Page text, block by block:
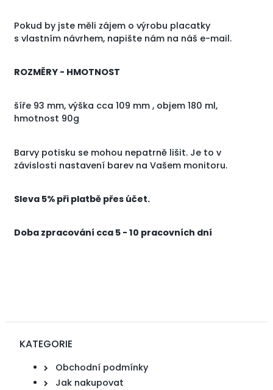
Pokud by jste měli zájem o výrobu placatky
s vlastním návrhem, napište nám na náš e-mail.
ROZMĚRY - HMOTNOST
šíře 93 mm, výška cca 109 mm , objem 180 ml,
hmotnost 90g
Barvy potisku se mohou nepatrně lišit. Je to v
závislosti nastavení barev na Vašem monitoru.
Sleva 5% při platbě přes účet.
Doba zpracování cca 5 - 10 pracovních dní
KATEGORIE
Obchodní podmínky
Jak nakupovat